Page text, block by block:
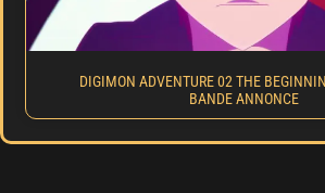
DIGIMON ADVENTURE 02 THE
BANDE ANNONCE